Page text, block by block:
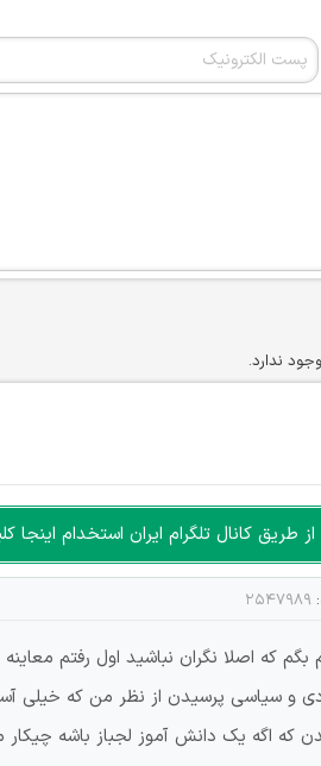
ندارد.
کانال تلگرام ایران استخدام اینجا
۲۵۴۷۹۸۹
می خواستم بگم که اصلا نگران نباشید اول
نشسته بودن و سوال میپرسیدن که اگه یک دانش آموز